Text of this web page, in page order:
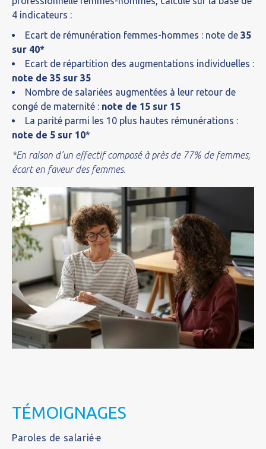
4 indicateurs :
Ecart de rémunération femmes-hommes : note de 35
sur 40*
Ecart de répartition des augmentations individuelles :
note de 35 sur 35
Nombre de salariées augmentées à leur retour de
congé de maternité : note de 15 sur 15
La parité parmi les 10 plus hautes rémunérations :
note de 5 sur 10*
*En raison d’un effectif composé à près de 77% de femmes,
écart en faveur des femmes.
TÉMOIGNAGES
Paroles de salarié·e